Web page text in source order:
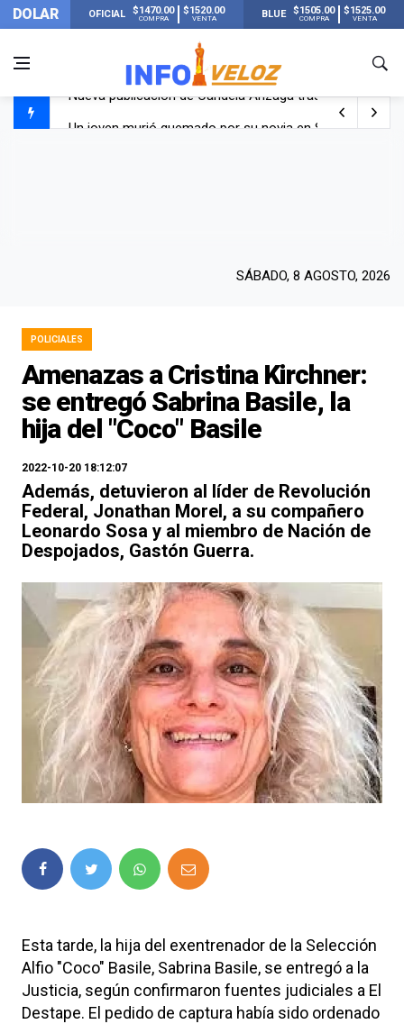
DOLAR OFICIAL $1470.00
COMPRA
$1520.00
VENTA BLUE $1505.00
COMPRA
$1525.00
VENTA
Un joven murió quemado por su novia en San Luis:
SÁBADO, 8 AGOSTO, 2026
POLICIALES
Amenazas a Cristina Kirchner:
se entregó Sabrina Basile, la
hija del "Coco" Basile
2022-10-20 18:12:07
Además, detuvieron al líder de Revolución
Federal, Jonathan Morel, a su compañero
Leonardo Sosa y al miembro de Nación de
Despojados, Gastón Guerra.
Esta tarde, la hija del exentrenador de la Selección
Alfio "Coco" Basile, Sabrina Basile, se entregó a la
Justicia, según confirmaron fuentes judiciales a El
Destape. El pedido de captura había sido ordenado